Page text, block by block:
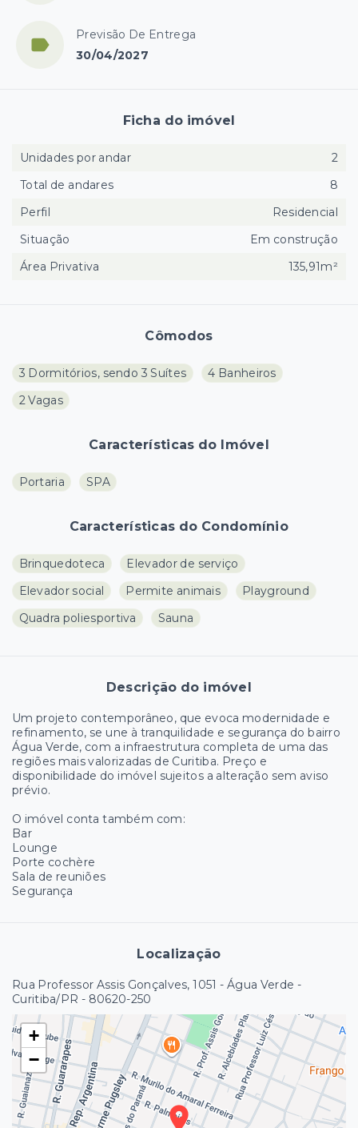
Previsão De Entrega
30/04/2027
Cômodos
3 Dormitórios, sendo 3 Suítes
4 Banheiros
2 Vagas
Características do Imóvel
Portaria SPA
Características do Condomínio
Brinquedoteca
Elevador de serviço
Elevador social
Permite animais
Playground
Quadra poliesportiva
Sauna
Descrição do imóvel
Um projeto contemporâneo, que evoca modernidade e
refinamento, se une à tranquilidade e segurança do bairro
Água Verde, com a infraestrutura completa de uma das
regiões mais valorizadas de Curitiba. Preço e
disponibilidade do imóvel sujeitos a alteração sem aviso
prévio.
O imóvel conta também com:
Bar
Lounge
Porte cochère
Sala de reuniões
Segurança
Localização
Rua Professor Assis Gonçalves, 1051 - Água Verde -
Curitiba/PR - 80620-250
+
−
Ficha do imóvel
Unidades por andar
2
Total de andares
8
Perfil
Residencial
Situação
Em construção
Área Privativa
135,91m²